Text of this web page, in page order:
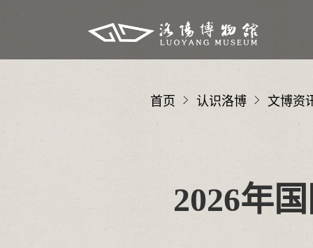
首页 认识洛博 文博资
2026年